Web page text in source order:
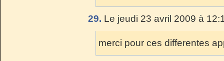
29. Le jeudi 23 avril 2009 à
merci pour ces differentes